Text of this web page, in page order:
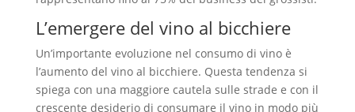
L’emergere del vino al bicchiere
Un’importante evoluzione nel consumo di vino è
l’aumento del vino al bicchiere. Questa tendenza si
spiega con una maggiore cautela sulle strade e con il
crescente desiderio di consumare il vino in modo più